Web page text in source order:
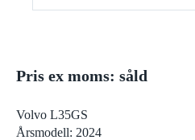
Pris ex moms: såld
Volvo L35GS
Årsmodell: 2024